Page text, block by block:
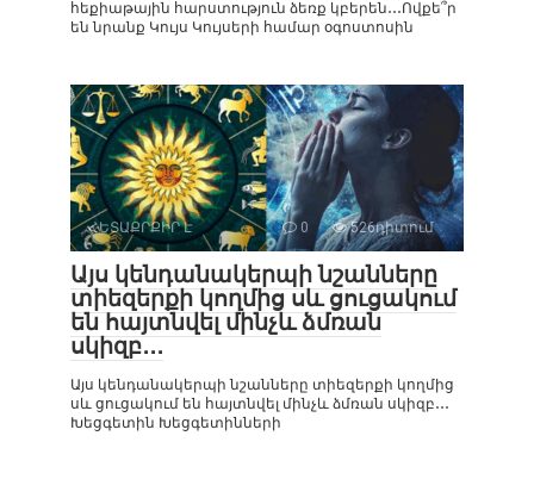
հեքիաթային հարստություն ձեռք կբերեն․․․Ովքե՞ր
են նրանք Կույս Կույսերի համար օգոստոսին
ՀԵՏԱՔՐՔԻՐ Է 0 526դիտում
Այս կենդանակերպի նշանները
տիեզերքի կողմից սև ցուցակում
են հայտնվել մինչև ձմռան
սկիզբ․․․
Այս կենդանակերպի նշանները տիեզերքի կողմից
սև ցուցակում են հայտնվել մինչև ձմռան սկիզբ․․․
Խեցգետին Խեցգետինների